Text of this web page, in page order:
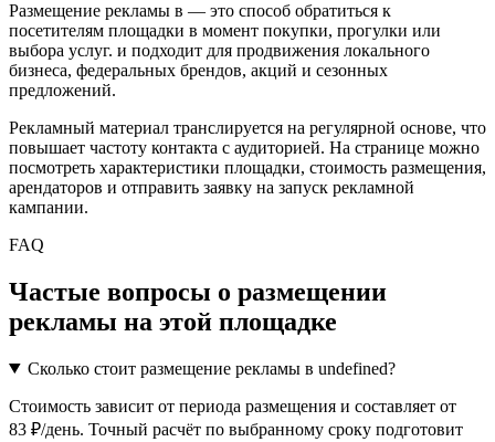
Размещение рекламы в — это способ обратиться к
посетителям площадки в момент покупки, прогулки или
выбора услуг. и подходит для продвижения локального
бизнеса, федеральных брендов, акций и сезонных
предложений.
Рекламный материал транслируется на регулярной основе, что
повышает частоту контакта с аудиторией. На странице можно
посмотреть характеристики площадки, стоимость размещения,
арендаторов и отправить заявку на запуск рекламной
кампании.
FAQ
Частые вопросы о размещении
рекламы на этой площадке
Сколько стоит размещение рекламы в undefined?
Стоимость зависит от периода размещения и составляет от
83 ₽/день. Точный расчёт по выбранному сроку подготовит